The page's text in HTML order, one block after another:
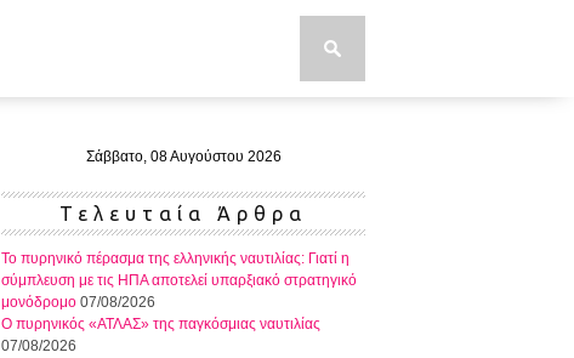
Σάββατο, 08 Αυγούστου 2026
Τελευταία Άρθρα
Το πυρηνικό πέρασμα της ελληνικής ναυτιλίας: Γιατί η
σύμπλευση με τις ΗΠΑ αποτελεί υπαρξιακό στρατηγικό
μονόδρομο 07/08/2026
Ο πυρηνικός «ΑΤΛΑΣ» της παγκόσμιας ναυτιλίας
07/08/2026